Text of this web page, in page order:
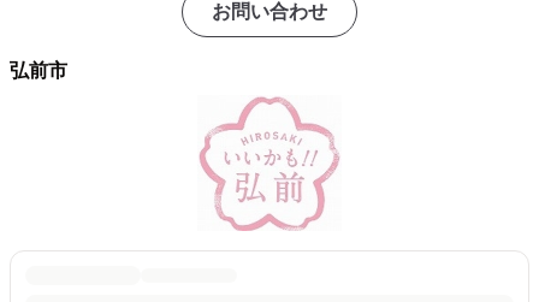
お問い合わせ
弘前市